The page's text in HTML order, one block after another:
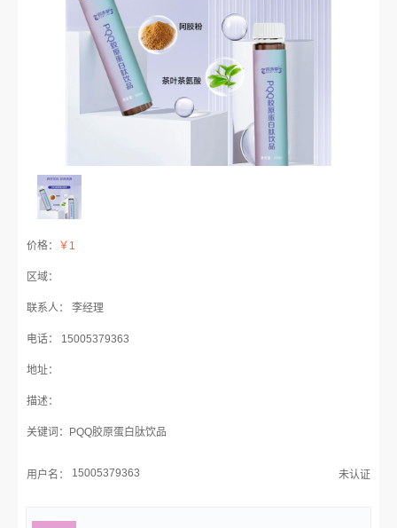
价格： ￥1
区域：
联系人： 李经理
电话： 15005379363
地址：
描述：
关键词：PQQ胶原蛋白肽饮品
用户名： 15005379363 未认证